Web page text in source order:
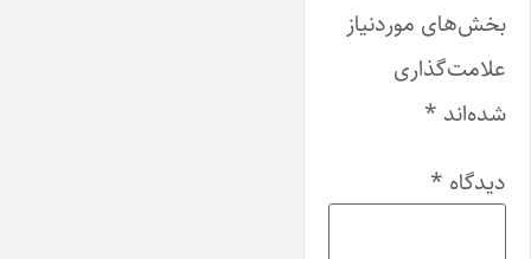
بخش‌های موردنیاز
علامت‌گذاری
شده‌اند *
دیدگاه *